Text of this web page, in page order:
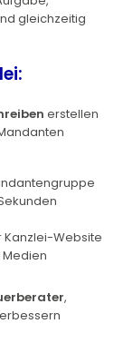
gleichzeitig
erstellen
Kanzlei-Website
,